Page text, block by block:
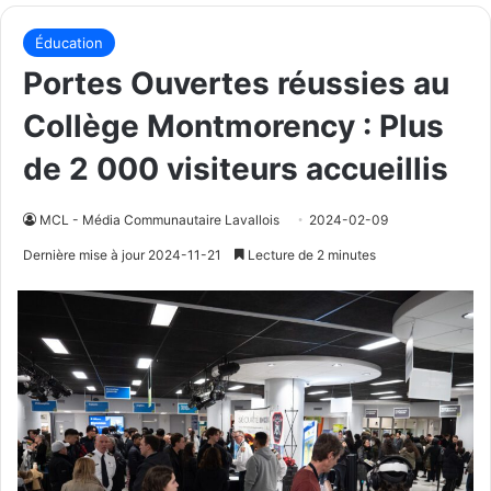
Éducation
Portes Ouvertes réussies au
Collège Montmorency : Plus
de 2 000 visiteurs accueillis
MCL - Média Communautaire Lavallois 2024-02-09
Dernière mise à jour 2024-11-21 Lecture de 2 minutes